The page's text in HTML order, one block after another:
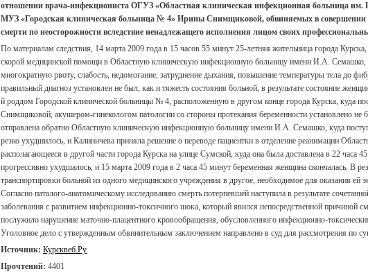
отношении врача-инфекциониста ОГУЗ «Областная клиническая инфекционная больница
МУЗ «Городская клиническая больница № 4» Ирины Снимщиковой, обвиняемых в совершении
смерти по неосторожности вследствие ненадлежащего исполнения лицом своих
По материалам следствия, 14 марта 2009 года в 15 часов 55 минут 25-летняя жительница города
скорой медицинской помощи в Областную клиническую инфекционную больницу имени И.А. Семашко,
многократную рвоту, слабость, недомогание, затруднение дыхания, повышение температуры тела до
правильный диагноз установлен не был, как и тяжесть состояния больной, в результате состояние
й роддом Городской клинической больницы № 4, расположенную в другом конце города Курска, куда
Снимщиковой, акушером-гинекологом патологии со стороны протекания беременности установлено не
отправлена обратно Областную клиническую инфекционную больницу имени И.А. Семашко, куда
резко ухудшилось, и Калиничева приняла решение о переводе пациентки в отделение реанимации
располагающееся в другой части города Курска на улице Сумской, куда она была доставлена в 22 часа
прогрессивно ухудшалось, и 15 марта 2009 года в 2 часа 45 минут беременная женщина скончалась. В
транспортировки больной из одного медицинского учреждения в другое, необходимое для оказания
Согласно паталого-анатомическому исследованию смерть потерпевшей наступила в результате
заболевания с развитием инфекционно-токсичного шока, который явился непосредственной причиной
послужило нарушение маточно-плацентного кровообращения, обусловленного инфекционно-
Уголовное дело с утвержденным обвинительным заключением направлено в суд для рассмотрения по
Источник: Курсквеб.Ру
Прочтений: 4401